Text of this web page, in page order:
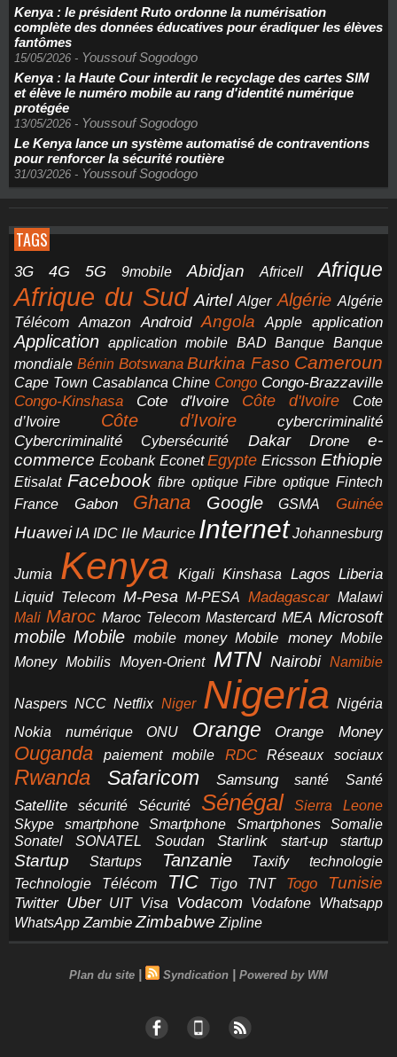
Kenya : le président Ruto ordonne la numérisation
complète des données éducatives pour éradiquer les élèves
fantômes
15/05/2026 - Youssouf Sogodogo
Kenya : la Haute Cour interdit le recyclage des cartes SIM
et élève le numéro mobile au rang d'identité numérique
protégée
13/05/2026 - Youssouf Sogodogo
Le Kenya lance un système automatisé de contraventions
pour renforcer la sécurité routière
31/03/2026 - Youssouf Sogodogo
TAGS
3G 4G 5G 9mobile Abidjan Africell Afrique
Afrique du Sud Airtel Alger Algérie Algérie
Télécom
Amazon Android Angola Apple application
Application application mobile BAD Banque Banque
mondiale Bénin Botswana Burkina Faso Cameroun
Cape Town Casablanca Chine Congo Congo-Brazzaville
Congo-Kinshasa Cote d'Ivoire Côte d'Ivoire
Cote
d’Ivoire
Côte d’Ivoire
cybercriminalité
Cybercriminalité
Cybersécurité Dakar Drone
e-
commerce Ecobank Econet Egypte Ericsson Ethiopie
Etisalat Facebook fibre optique Fibre optique Fintech
France
Gabon Ghana Google GSMA Guinée
Huawei IA IDC Ile Maurice Internet Johannesburg
Jumia Kenya Kigali Kinshasa Lagos Liberia
Liquid Telecom M-Pesa M-PESA Madagascar Malawi
Mali Maroc Maroc Telecom Mastercard MEA Microsoft
mobile Mobile mobile money Mobile money Mobile
Money Mobilis Moyen-Orient MTN Nairobi Namibie
Naspers NCC Netflix Niger Nigeria Nigéria
Nokia
numérique ONU Orange Orange Money
Ouganda paiement mobile RDC Réseaux sociaux
Rwanda Safaricom Samsung santé Santé
Satellite sécurité Sécurité Sénégal
Sierra Leone
Skype
smartphone Smartphone Smartphones
Somalie
Sonatel
SONATEL Soudan Starlink start-up startup
Startup Startups Tanzanie Taxify
technologie
Technologie
Télécom TIC Tigo TNT Togo Tunisie
Twitter Uber UIT Visa Vodacom Vodafone Whatsapp
WhatsApp Zambie Zimbabwe Zipline
Plan du site | Syndication | Powered by WM